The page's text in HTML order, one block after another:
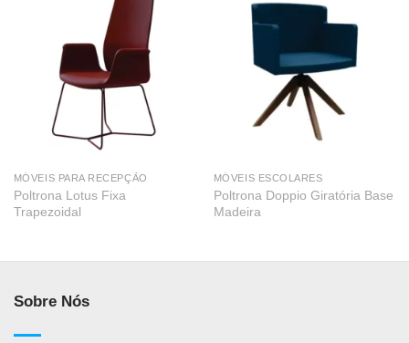
MÓVEIS PARA RECEPÇÃO
Poltrona Lotus Fixa
Trapezoidal
MÓVEIS ESCOLARES
Poltrona Doppio Giratória Base
Madeira
Sobre Nós